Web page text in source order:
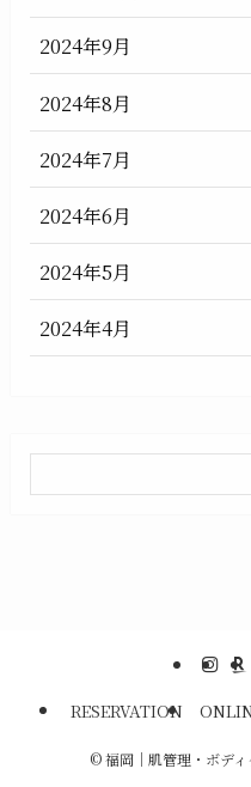
2024年9月
2024年8月
2024年7月
2024年6月
2024年5月
2024年4月
RESERVATION
©福岡｜肌管理・ボデ